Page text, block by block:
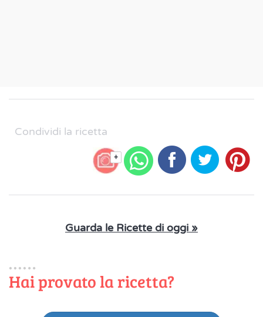
Condividi la ricetta
+
Guarda le Ricette di oggi »
Hai provato la ricetta?